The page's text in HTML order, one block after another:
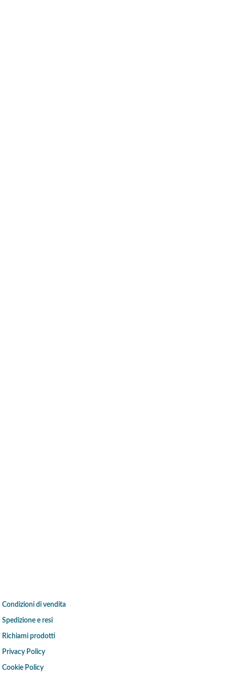
Condizioni di vendita
Spedizione e resi
Richiami prodotti
Privacy Policy
Cookie Policy